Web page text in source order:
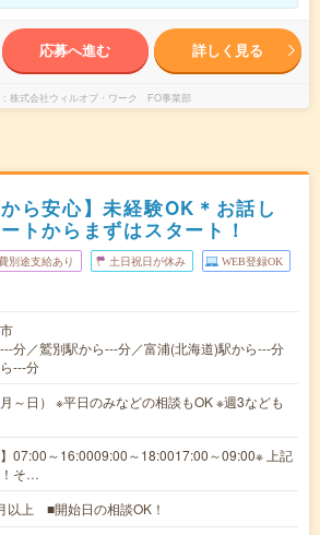
応募へ進む 詳しく見る
株式会社ウィルオブ・ワーク FO事業部
ら安心】未経験OK＊お話し
トからまずはスタート！
別途支給あり 土日祝日が休み WEB登録OK
分／鷲別駅から---分／富浦(北海道)駅から---分
---分
～日） ※平日のみなどの相談もOK ※週3なども
】07:00～16:0009:00～18:0017:00～09:00※ 上記
そ…
以上 ■開始日の相談OK！